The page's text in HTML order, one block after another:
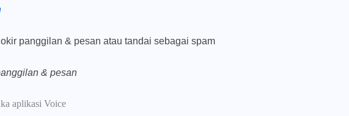
panggilan & pesan atau tandai sebagai spam
& pesan
aplikasi Voice